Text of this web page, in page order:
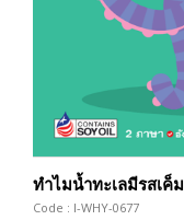
ทำไมน้ำทะเลมีรสเค็ม
Code : I-WHY-0677